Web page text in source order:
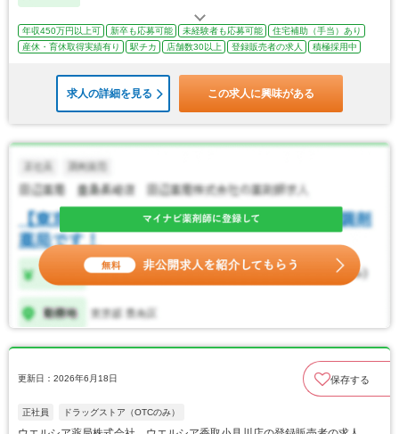
年収450万円以上可 新卒も応募可能 未経験者も応募可能
住宅補助（手当）あり
産休・育休取得実績有り
駅チカ 店舗数30以上 登録販売者の求人 積極採用中
求人の詳細を見る この求人に興味がある
更新日：2026年6月18日 保存する
正社員 ドラッグストア（OTCのみ）